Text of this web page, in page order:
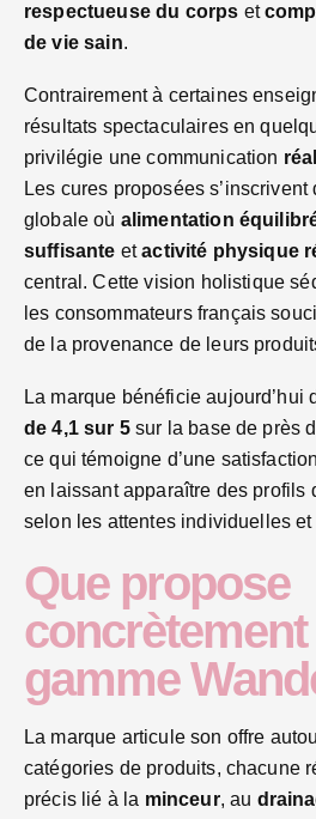
respectueuse du corps et
de vie sain.
Contrairement à certaines
résultats spectaculaires en
privilégie une communication
Les cures proposées
globale où alimentation
suffisante etactivité physique
central. Cette vision holistique
les consommateurs français
de la provenance de leurs
La marque bénéficie aujourd’hui
de 4,1 sur 5sur la base de près
ce qui témoigne d’une
en laissant apparaître des profils
selon les attentes individuelles
Que propose
concrètement
gamme
La marque articule son offre
catégories de produits, chacune
précis lié à la minceur, au